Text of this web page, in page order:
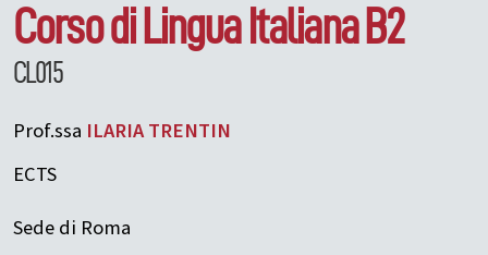
Corso di Lingua Italiana B2
CL015
Prof.ssa ILARIATRENTIN
ECTS
Sede di Roma